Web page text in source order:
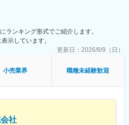
を駆使し、コミュニケーションをデザ
道を拠点にしながら、東京のイベント業
富なノウハウを駆使した映像ソリュー
材レンタル協会（JVRA）各社との連携
イベントにも対応しています。独自の
業務
ランキング形式でご紹介します。
示しています。
更新日： 2026/8/9（日）
小売業界 職種未経験歓迎
社